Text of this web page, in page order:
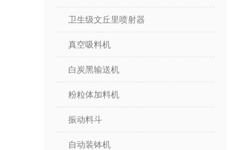
卫生级文丘里喷射器
真空吸料机
白炭黑输送机
粉粒体加料机
振动料斗
自动装钵机